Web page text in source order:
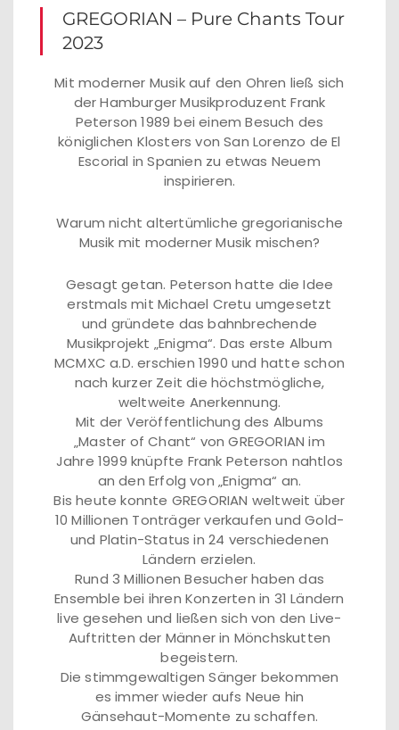
GREGORIAN – Pure Chants Tour
2023
Mit moderner Musik auf den Ohren ließ sich
der Hamburger Musikproduzent Frank
Peterson 1989 bei einem Besuch des
königlichen Klosters von San Lorenzo de El
Escorial in Spanien zu etwas Neuem
inspirieren.
Warum nicht altertümliche gregorianische
Musik mit moderner Musik mischen?
Gesagt getan. Peterson hatte die Idee
erstmals mit Michael Cretu umgesetzt
und gründete das bahnbrechende
Musikprojekt „Enigma“. Das erste Album
MCMXC a.D. erschien 1990 und hatte schon
nach kurzer Zeit die höchstmögliche,
weltweite Anerkennung.
Mit der Veröffentlichung des Albums
„Master of Chant“ von GREGORIAN im
Jahre 1999 knüpfte Frank Peterson nahtlos
an den Erfolg von „Enigma“ an.
Bis heute konnte GREGORIAN weltweit über
10 Millionen Tonträger verkaufen und Gold-
und Platin-Status in 24 verschiedenen
Ländern erzielen.
Rund 3 Millionen Besucher haben das
Ensemble bei ihren Konzerten in 31 Ländern
live gesehen und ließen sich von den Live-
Auftritten der Männer in Mönchskutten
begeistern.
Die stimmgewaltigen Sänger bekommen
es immer wieder aufs Neue hin
Gänsehaut-Momente zu schaffen.